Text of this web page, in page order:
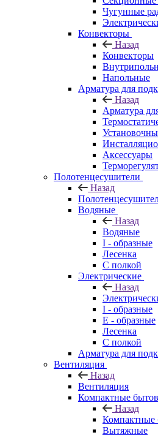
Чугунные
Конвекторы
Назад
Конвекторы
Напольные
Арматура для
Назад
Арматура
Аксессуары
Полотенцесушители
Назад
Водяные
Назад
Водяные
I - образные
Лесенка
С полкой
Электрические
Назад
I - образные
E - образные
Лесенка
С полкой
Арматура для
Вентиляция
Назад
Вентиляция
Компактные
Назад
Компактные
Вытяжные